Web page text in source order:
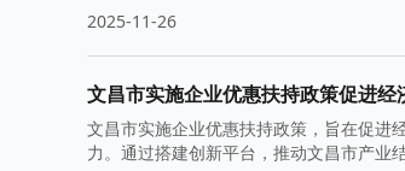
2025-11-26
文昌市实施企业优惠扶持政策促进经
文昌市实施企业优惠扶持政策，旨在促进
力。通过搭建创新平台，推动文昌市产业